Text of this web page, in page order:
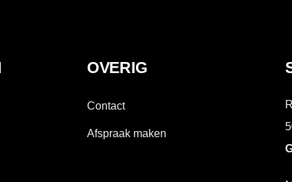
OVERIG
Contact
Afspraak maken